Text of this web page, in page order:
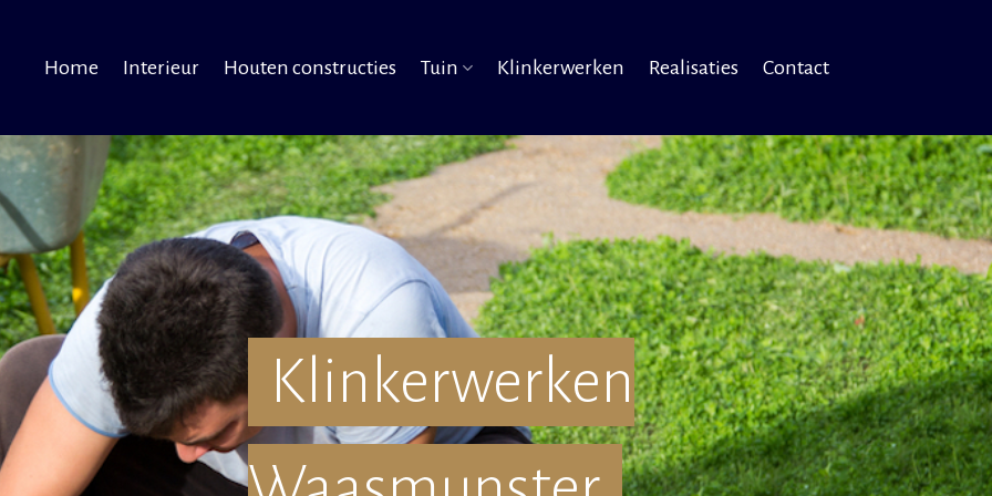
Home Interieur Houten constructies Tuin Klinkerwerken Realisaties Contact
Klinkerwerken